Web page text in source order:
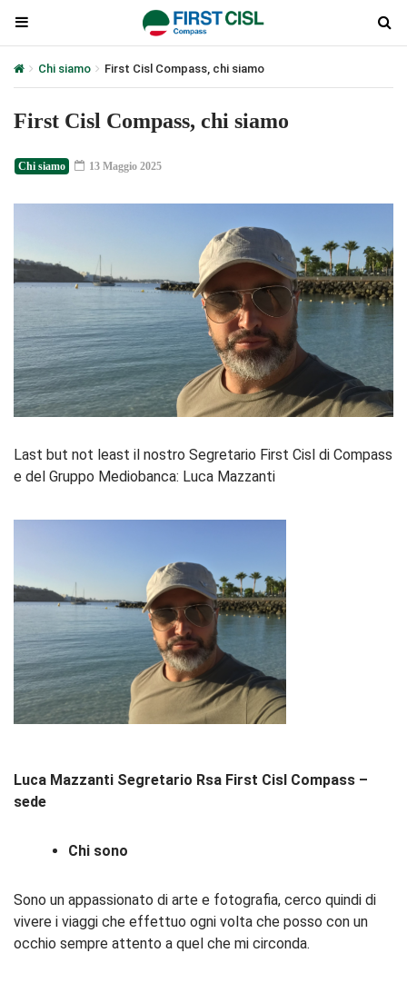
Chi siamo First Cisl Compass, chi siamo
First Cisl Compass, chi siamo
Chi siamo 13 Maggio 2025
Last but not least il nostro Segretario First Cisl di Compass
e del Gruppo Mediobanca: Luca Mazzanti
Luca Mazzanti Segretario Rsa First Cisl Compass –
sede
Chi sono
Sono un appassionato di arte e fotografia, cerco quindi di
vivere i viaggi che effettuo ogni volta che posso con un
occhio sempre attento a quel che mi circonda.